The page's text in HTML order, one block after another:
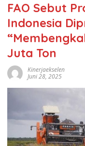
FAO Sebut
Indonesia
Juta Ton
Kinerjaekselen
Juni 28, 2025